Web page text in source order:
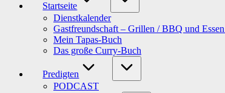
Startseite
Dienstkalender
Gastfreundschaft – Grillen / BBQ und
Mein Tapas-Buch
Das große Curry-Buch
Predigten
PODCAST